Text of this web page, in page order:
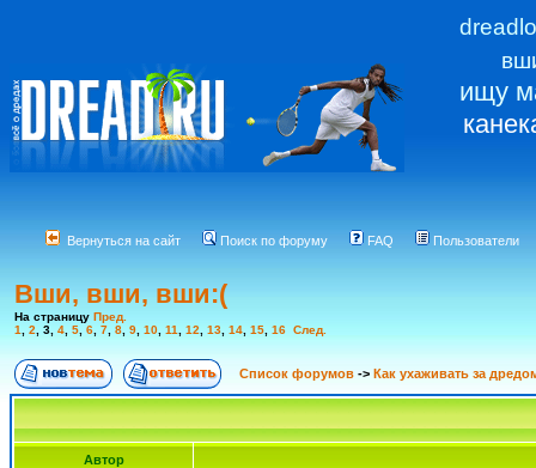
ищу
Вернуться на сайт Поиск по форуму FAQ Пользователи
Вши, вши, вши:(
На страницу Пред.
1
2 3 4 5 6 7 8 9 10 11 12 13 14 15 16 След.
Список форумов -> Как ухаживать за
Автор